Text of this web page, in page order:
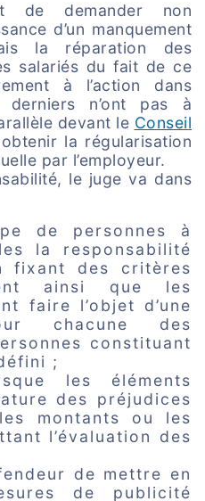
de demander non
d’un manquement
la réparation des
salariés du fait de ce
à l’action dans
derniers n’ont pas à
devant le Conseil
la régularisation
par l’employeur.
le juge va dans
de personnes à
la responsabilité
fixant des critères
ainsi que les
faire l’objet d’une
chacune des
constituant
;
les éléments
des préjudices
montants ou les
l’évaluation des
de mettre en
de publicité